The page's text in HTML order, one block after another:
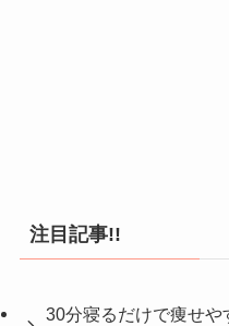
注目記事!!
30分寝るだけで痩せ